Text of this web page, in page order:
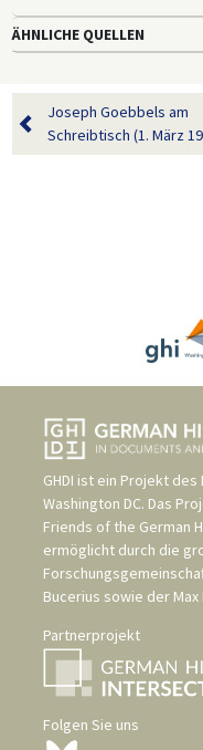
ÄHNLICHE QUELLEN
Joseph Goebbels am
Schreibtisch (1. März
GHDI ist ein Projekt des
Washington DC. Das
Friends of the German
ermöglicht durch die
Bucerius sowie der
Partnerprojekt
Folgen Sie uns